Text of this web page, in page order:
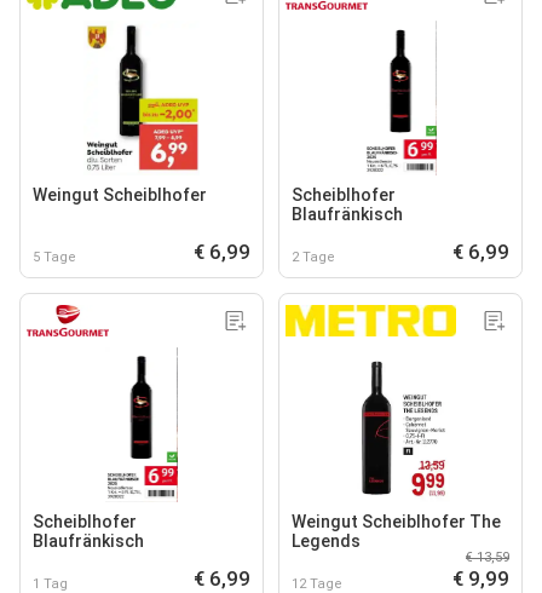
Weingut Scheiblhofer
5 Tage € 6,99
Scheiblhofer
Blaufränkisch
2 Tage € 6,99
Scheiblhofer
Blaufränkisch
1 Tag € 6,99
Weingut Scheiblhofer The
Legends
12 Tage
€ 13,59
€ 9,99